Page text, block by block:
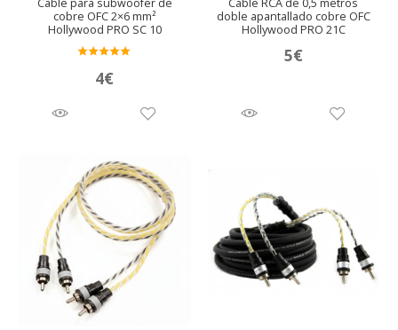
Cable para subwoofer de
cobre OFC 2×6 mm²
Hollywood PRO SC 10
do en
4€
Cable RCA de 0,5 metros
doble apantallado cobre OFC
Hollywood PRO 21C
5€